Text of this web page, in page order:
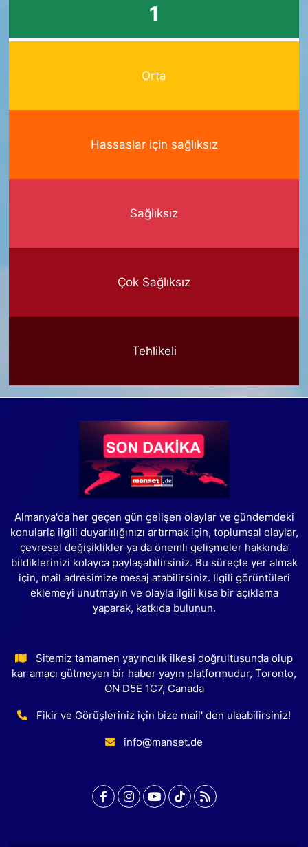
1
Orta
Hassaslar için sağlıksız
Sağlıksız
Çok Sağlıksız
Tehlikeli
Almanya'da her geçen gün gelişen olaylar ve gündemdeki
konularla ilgili duyarlılığınızı artırmak için, toplumsal olaylar,
çevresel değişiklikler ya da önemli gelişmeler hakkında
bildiklerinizi kolayca paylaşabilirsiniz. Bu süreçte yer almak
için, mail adresimize mesaj atabilirsiniz. İlgili görüntüleri
eklemeyi unutmayın ve olayla ilgili kısa bir açıklama
yaparak, katkıda bulunun.
Sitemiz tamamen yayıncılık ilkesi doğrultusunda olup
kar amacı gütmeyen bir haber yayın platformudur, Toronto,
ON D5E 1C7, Canada
Fikir ve Görüşleriniz için bize mail' den ulaabilirsiniz!
info@manset.de